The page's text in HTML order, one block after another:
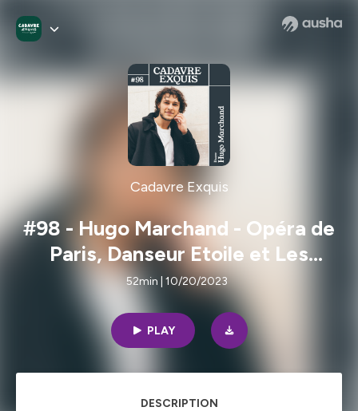
Cadavre Exquis
#98 - Hugo Marchand - Opéra de
Paris, Danseur Etoile et Les
Etoiles au Château
52min | 10/20/2023
PLAY
DESCRIPTION